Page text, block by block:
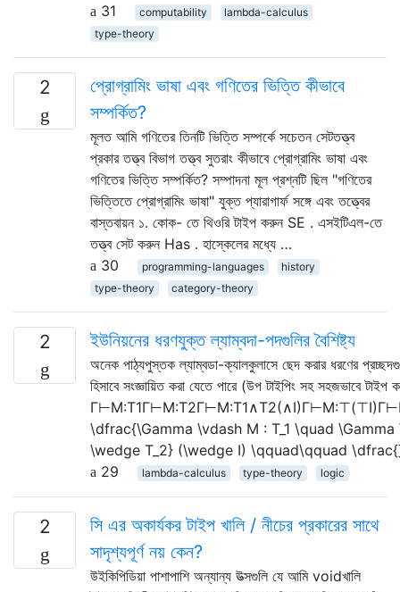
31
computability
lambda-calculus
type-theory
2
প্রোগ্রামিং ভাষা এবং গণিতের ভিত্তি কীভাবে
সম্পর্কিত?
মূলত আমি গণিতের তিনটি ভিত্তি সম্পর্কে সচেতন সেটতত্ত্ব
প্রকার তত্ত্ব বিভাগ তত্ত্ব সুতরাং কীভাবে প্রোগ্রামিং ভাষা এবং
গণিতের ভিত্তি সম্পর্কিত? সম্পাদনা মূল প্রশ্নটি ছিল "গণিতের
ভিত্তিতে প্রোগ্রামিং ভাষা" যুক্ত প্যারাগার্ফ সঙ্গে এবং তত্ত্বের
বাস্তবায়ন ১. কোক- তে থিওরি টাইপ করুন SE . এসইটিএল-তে
তত্ত্ব সেট করুন Has . হাস্কেলের মধ্যে …
30
programming-languages
history
type-theory
category-theory
2 ইউনিয়নের ধরণযুক্ত ল্যাম্বদা-পদগুলির বৈশিষ্ট্য
অনেক পাঠ্যপুস্তক ল্যাম্বডা-ক্যালকুলাসে ছেদ করার ধরণের
হিসাবে সংজ্ঞায়িত করা যেতে পারে (উপ টাইপিং সহ সহজভাবে টাইপ
\dfrac{\Gamma \vdash M : T_1 \quad
\wedge T_2} (\wedge I) \qquad\qquad
29
lambda-calculus type-theory logic
2
সি এর অকার্যকর টাইপ খালি / নীচের প্রকারের সাথে
সাদৃশ্যপূর্ণ নয় কেন?
উইকিপিডিয়া পাশাপাশি অন্যান্য উত্সগুলি যে আমি voidখালি